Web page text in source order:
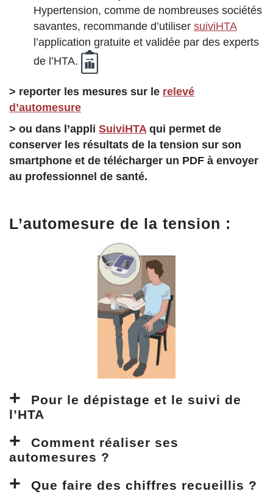
Hypertension, comme de nombreuses sociétés
savantes, recommande d’utiliser suiviHTA
l’application gratuite et validée par des experts
de l’HTA.
> reporter les mesures sur le relevé
d’automesure
> ou dans l’appli SuiviHTA qui permet de
conserver les résultats de la tension sur son
smartphone et de télécharger un PDF à envoyer
au professionnel de santé.
L’automesure de la tension :
Pour le dépistage et le suivi de
l’HTA
Comment réaliser ses
automesures ?
Que faire des chiffres recueillis ?